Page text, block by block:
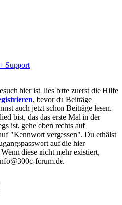
Support
hier ist, lies bitte zuerst die Hilfe
, bevor du Beiträge
auch jetzt schon Beiträge lesen.
bist, das das erste Mal in der
ist, gehe oben rechts auf
"Kennwort vergessen". Du erhälst
auf die hier
diese nicht mehr existiert,
forum.de.